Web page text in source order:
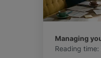
Managing
Reading time: